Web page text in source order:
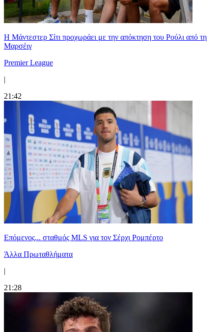
Η Μάντεστερ Σίτι προχωράει με την απόκτηση του Ρούλι από τη
Μαρσέιγ
Premier League
|
21:42
Επόμενος... σταθμός MLS για τον Σέρχι Ρομπέρτο
Άλλα Πρωταθλήματα
|
21:28